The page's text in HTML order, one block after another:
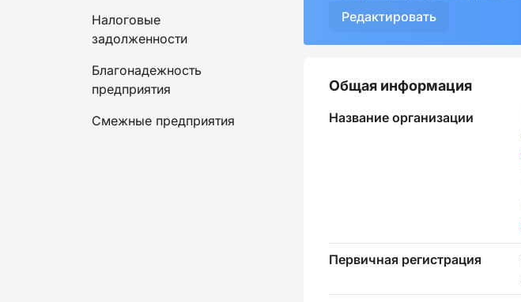
Налоговые
задолженности
Благонадежность
предприятия
Смежные предприятия
Редактировать
Общая информация
Название организации
Первичная регистрация